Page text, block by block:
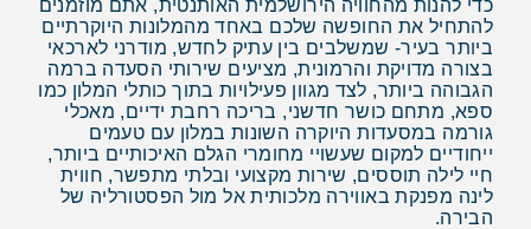
כדי להנות מהחוויה הירושלמית האותנטית, אתם מוזמנים
להתחיל את החופשה שלכם באחד מהמלונות היוקרתיים
ביותר בעיר- שמשלבים בין עתיק לחדש, מודרני לארכאי
בצורה מדויקת והרמונית, מציעים שירותי הסעדה ברמה
הגבוהה ביותר, לצד מגוון פעילויות בתוך כותלי המלון כמו
ספא, מתחם כושר חדשני, בריכה רחבת ידיים, מאכלי
גורמה במסעדות היוקרה השונות במלון עם טעמים
ייחודיים למקום שעשויי מחומרי הגלם האיכותיים ביותר,
חיי לילה תוססים, שירות מקצועי ובלתי מתפשר, חווית
לינה מפנקת באווירה מלכותית אל מול הפסטורליה של
הבירה.